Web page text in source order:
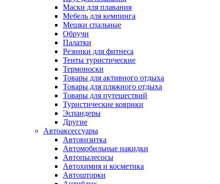
Маски для плавания
Мебель для кемпинга
Мешки спальные
Обручи
Палатки
Резинки для фитнеса
Тенты туристические
Термоноски
Товары для активного отдыха
Товары для пляжного отдыха
Товары для путешествий
Туристические коврики
Эспандеры
Другие
Автоаксессуары
Автовизитка
Автомобильные накидки
Автопылесосы
Автохимия и косметика
Автошторки